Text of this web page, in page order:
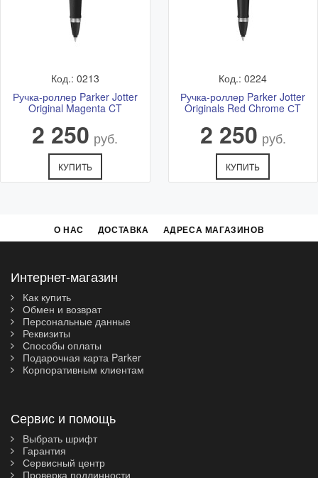
Код.: 0213
Ручка-роллер Parker Jotter
Original Magenta CT
2 250 руб.
КУПИТЬ
Код.: 0224
Ручка-роллер Parker Jotter
Originals Red Chrome СT
2 250 руб.
КУПИТЬ
О НАС ДОСТАВКА АДРЕСА МАГАЗИНОВ
Интернет-магазин
Как купить
Обмен и возврат
Персональные данные
Реквизиты
Способы оплаты
Подарочная карта Parker
Корпоративным клиентам
Сервис и помощь
Выбрать шрифт
Гарантия
Сервисный центр
Проверка подлинности